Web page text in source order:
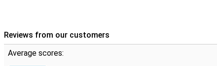
Reviews from our customers
Average scores: